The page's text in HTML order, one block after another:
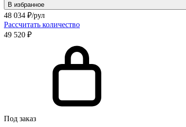
В избранное
48 034 ₽/рул
Рассчитать количество
49 520 ₽
Под заказ